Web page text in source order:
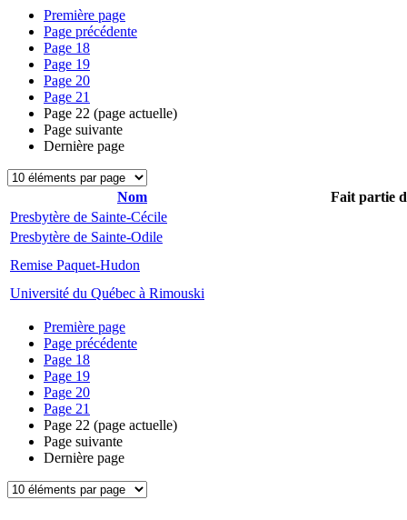
Première page
Page précédente
Page 18
Page 19
Page 20
Page 21
Page 22 (page actuelle)
Page suivante
Dernière page
Nom
Fait partie
Presbytère de Sainte-Cécile
Presbytère de Sainte-Odile
Remise Paquet-Hudon
Université du Québec à Rimouski
Première page
Page précédente
Page 18
Page 19
Page 20
Page 21
Page 22 (page actuelle)
Page suivante
Dernière page